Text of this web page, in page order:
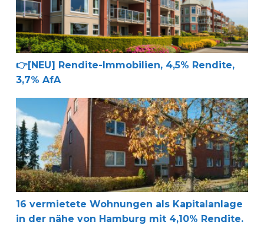
👉[NEU] Rendite-Immobilien, 4,5% Rendite,
3,7% AfA
16 vermietete Wohnungen als Kapitalanlage in der
16 vermietete Wohnungen als Kapitalanlage
in der nähe von Hamburg mit 4,10% Rendite.